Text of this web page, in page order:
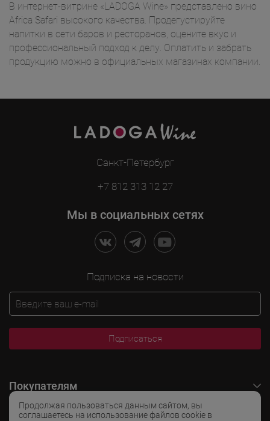
Продолжая пользоваться данным сайтом, вы
соглашаетесь на использование файлов cookie в
В интернет-витрине «LADOGA Wine» представлено вино
Africa Safari высокого качества. Продегустируйте
напитки в сети баров и ресторанов, оцените вкус и
профессиональный подход к делу. Оплатить и забрать
продукцию можно в официальных магазинах компании.
Санкт-Петербург
+7 812 313 12 27
Мы в социальных сетях
Подписка на новости
Подписаться
Покупателям
O LADOGA Wine